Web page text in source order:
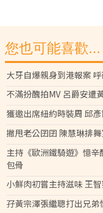
您也可能喜歡...
大牙自爆親身到港報案
不滿扮醜拍MV 呂爵安遭
獲邀出席紐約時裝周 邱
撇甩老公囝囝 陳慧琳排
主持《歐洲鐵騎遊》憶
包骨
小鮮肉初嘗主持滋味 王
孖黃宗澤張繼聰打出兄